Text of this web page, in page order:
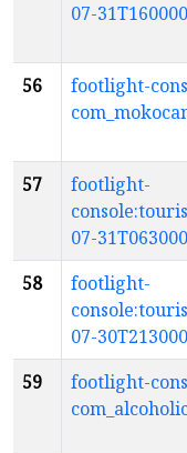
07-
56
footlight-
57
footlight-
07-
58
footlight-
07-
59
footlight-